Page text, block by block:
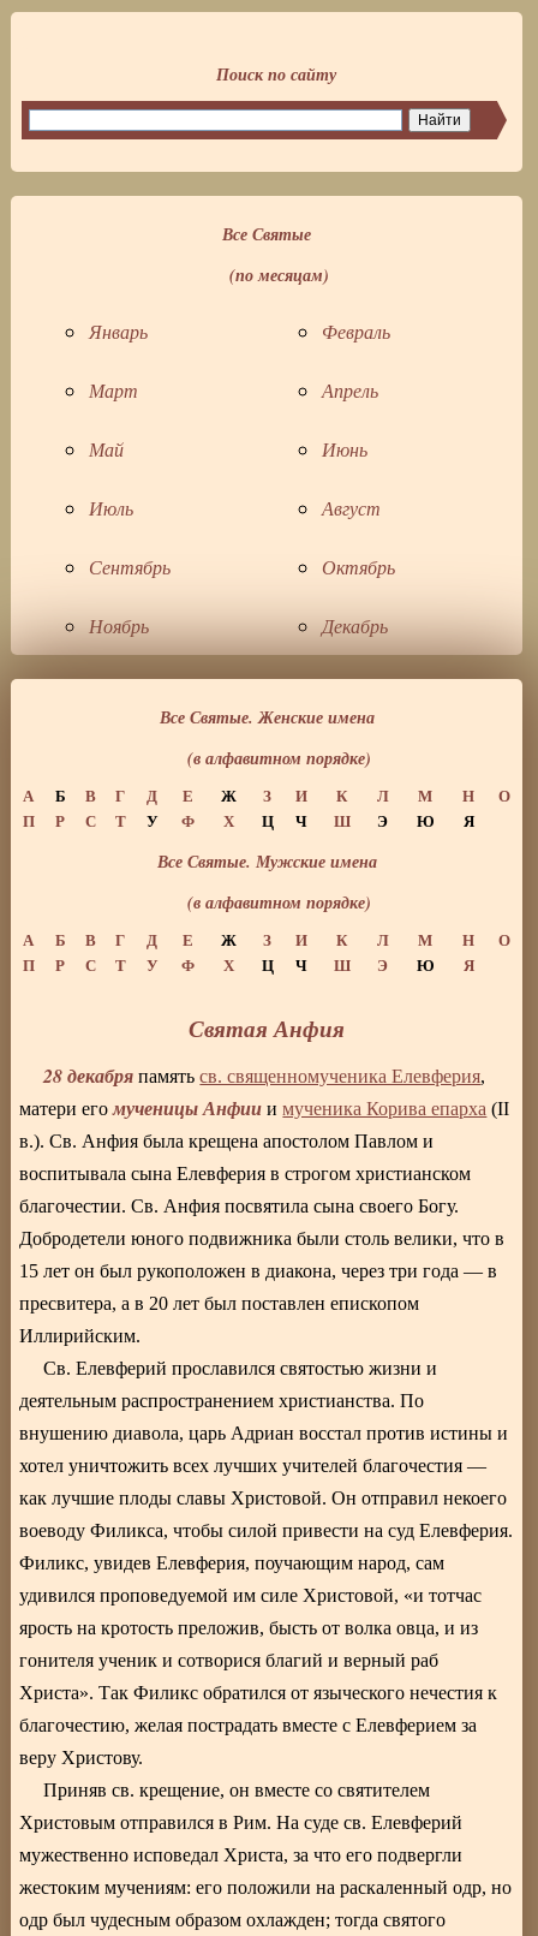
Все Святые
(по месяцам)
Январь Февраль
Март Апрель
Май Июнь
Июль Август
Сентябрь Октябрь
Ноябрь Декабрь
Все Святые. Женские имена
(в алфавитном порядке)
А Б В Г Д Е Ж З И К Л М Н
О
П
Р С Т У Ф Х Ц Ч Ш Э Ю Я
Все Святые. Мужские имена
(в алфавитном порядке)
А Б В Г Д Е Ж З И К Л М Н
О
П
Р С Т У Ф Х Ц Ч Ш Э Ю Я
Святая Анфия
28 декабря памятьсв. священномученика Елевферия,
матери егомученицы Анфии имученика Корива епарха (II
в.). Св. Анфия была крещена апостолом Павлом и
воспитывала сына Елевферия в строгом христианском
благочестии. Св. Анфия посвятила сына своего Богу.
Добродетели юного подвижника были столь велики, что в
15 лет он был рукоположен в диакона, через три года — в
пресвитера, а в 20 лет был поставлен епископом
Иллирийским.
Св. Елевферий прославился святостью жизни и
деятельным распространением христианства. По
внушению диавола, царь Адриан восстал против истины и
хотел уничтожить всех лучших учителей благочестия —
как лучшие плоды славы Христовой. Он отправил некоего
воеводу Филикса, чтобы силой привести на суд Елевферия.
Филикс, увидев Елевферия, поучающим народ, сам
удивился проповедуемой им силе Христовой, «и тотчас
ярость на кротость преложив, бысть от волка овца, и из
гонителя ученик и сотворися благий и верный раб
Христа». Так Филикс обратился от языческого нечестия к
благочестию, желая пострадать вместе с Елевферием за
веру Христову.
Приняв св. крещение, он вместе со святителем
Христовым отправился в Рим. На суде св. Елевферий
мужественно исповедал Христа, за что его подвергли
жестоким мучениям: его положили на раскаленный одр, но
одр был чудесным образом охлажден; тогда святого
Поиск по сайту